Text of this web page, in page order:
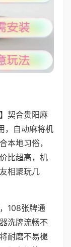
契合贵阳麻
，自动麻将机
本地习俗，
比超高，机
相聚玩几
108张牌通
洗牌流畅不
耐磨不易褪